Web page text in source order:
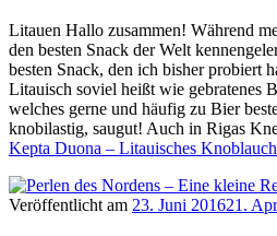
Litauen Hallo zusammen! Während
den besten Snack der Welt
besten Snack, den ich bisher probiert
Litauisch soviel heißt wie gebratenes
welches gerne und häufig zu Bier
knobilastig, saugut! Auch in Rigas
Kepta Duona – Litauisches
Veröffentlicht am 23. Juni 201621.